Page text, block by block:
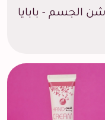
الجسم - بابايا